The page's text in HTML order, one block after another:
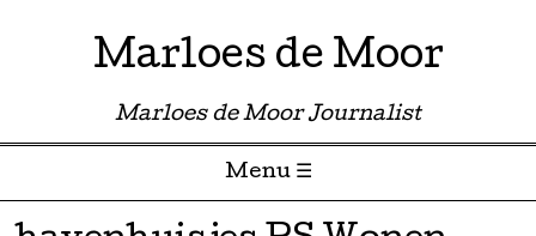
Marloes de Moor
Marloes de Moor Journalist
Menu ☰
Skip to content